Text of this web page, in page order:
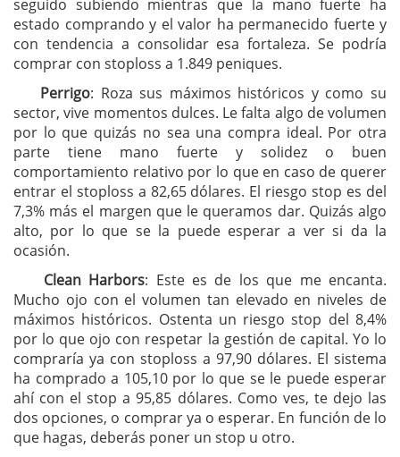
seguido subiendo mientras que la mano fuerte ha
estado comprando y el valor ha permanecido fuerte y
con tendencia a consolidar esa fortaleza. Se podría
comprar con stoploss a 1.849 peniques.
Perrigo: Roza sus máximos históricos y como su
sector, vive momentos dulces. Le falta algo de volumen
por lo que quizás no sea una compra ideal. Por otra
parte tiene mano fuerte y solidez o buen
comportamiento relativo por lo que en caso de querer
entrar el stoploss a 82,65 dólares. El riesgo stop es del
7,3% más el margen que le queramos dar. Quizás algo
alto, por lo que se la puede esperar a ver si da la
ocasión.
Clean Harbors: Este es de los que me encanta.
Mucho ojo con el volumen tan elevado en niveles de
máximos históricos. Ostenta un riesgo stop del 8,4%
por lo que ojo con respetar la gestión de capital. Yo lo
compraría ya con stoploss a 97,90 dólares. El sistema
ha comprado a 105,10 por lo que se le puede esperar
ahí con el stop a 95,85 dólares. Como ves, te dejo las
dos opciones, o comprar ya o esperar. En función de lo
que hagas, deberás poner un stop u otro.